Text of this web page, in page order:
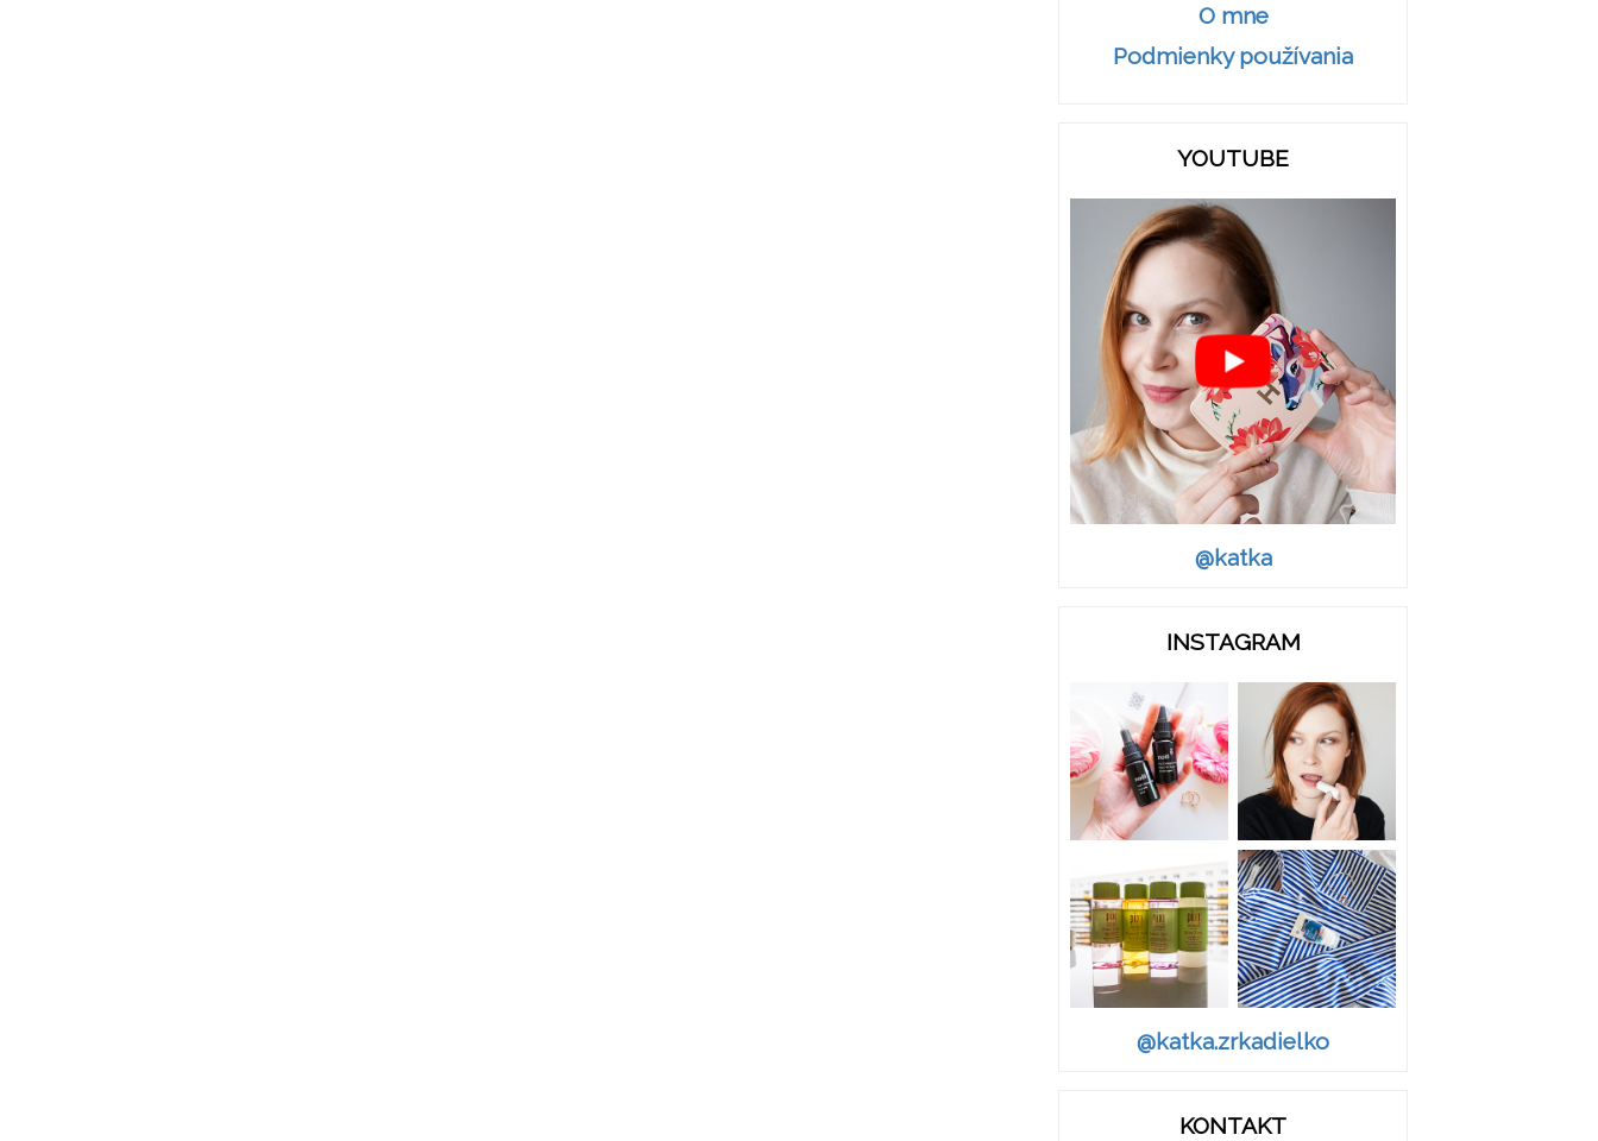
O mne
Podmienky používania
YOUTUBE
@katka
INSTAGRAM
@katka.zrkadielko
KONTAKT